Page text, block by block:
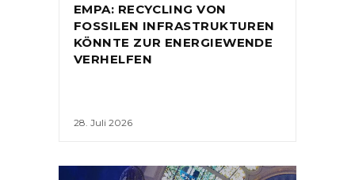
EMPA: RECYCLING VON
FOSSILEN INFRASTRUKTUREN
KÖNNTE ZUR ENERGIEWENDE
VERHELFEN
28. Juli 2026